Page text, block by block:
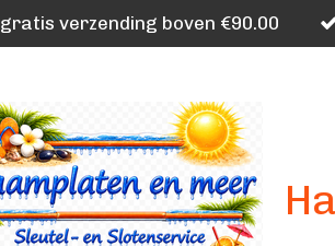
gratis verzending boven €90.00